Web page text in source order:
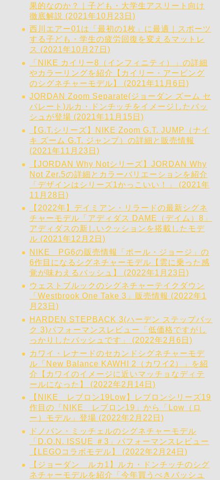
果的なのか？｜子ども・大学生アスリート向け
徹底解説 (2021年10月23日)
西川エアー01は「最初の1枚」に最適｜スポーツ
する子ども・学生の疲労回復を変えるマットレ
ス (2021年10月27日)
「NIKE カイリー8（インフィニティ）」の詳細
やカラーリングを紹介【カイリー・アービング
のシグネチャーモデル】 (2021年11月6日)
JORDAN Zoom Separate(ジョーダン ズーム セ
パレート)ルカ・ドンチッチをイメージしたバッ
シュが登場 (2021年11月15日)
【G.T.シリーズ】NIKE Zoom G.T. JUMP（ナイ
キ ズーム G.T. ジャンプ）の詳細と販売情報
(2021年11月23日)
【JORDAN Why Notシリーズ】JORDAN Why
Not Zer.5の詳細とカラーバリエーションを紹介
「デザインはシリーズ1かっこいい！」 (2021年
11月28日)
【2022年】デイミアン・リラードの最新シグネ
チャーモデル「アディダス DAME（デイム）8」
アディダスの新しいクッションを搭載したモデ
ル (2021年12月2日)
NIKE PG6の販売情報「ポール・ジョージ」の
6作目になるシグネチャーモデル【雲に乗った感
覚が味わえるバッシュ】 (2022年1月23日)
ウェストブルックのシグネチャーテイクダウン
「Westbrook One Take 3」販売情報 (2022年1
月23日)
HARDEN STEPBACK 3(ハーデン ステップバッ
ク 3)パフォーマンスレビュー「低価格ですがし
っかりしたバッシュです」 (2022年2月6日)
カワイ・レナードのセカンドシグネチャーモデ
ル「New Balance KAWHI 2（カワイ2）」を紹
介【カワイのイメージに近いマッチョなディテ
ールになった】 (2022年2月14日)
【NIKE レブロン19Low】レブロンシリーズ19
作目の「NIKE レブロン19」から「Low（ロ
ー）モデル」登場 (2022年2月22日)
ドノバン・ミッチェルのシグネチャーモデル
「D.O.N. ISSUE ＃3」パフォーマンスレビュー
【LEGOコラボモデル】 (2022年2月24日)
【ジョーダン ルカ1】ルカ・ドンチッチのシグ
ネチャーモデルを紹介「今年買うべきバッシュ